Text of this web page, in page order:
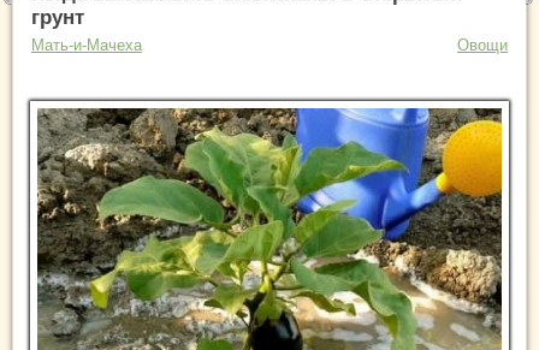
грунт
Мать-и-Мачеха Овощи